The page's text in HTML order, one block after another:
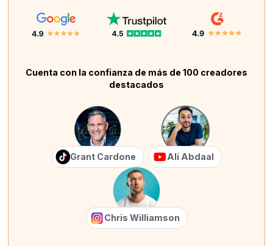
Cuenta con la confianza de más de 100 creadores
destacados
Grant Cardone Ali Abdaal
Chris Williamson